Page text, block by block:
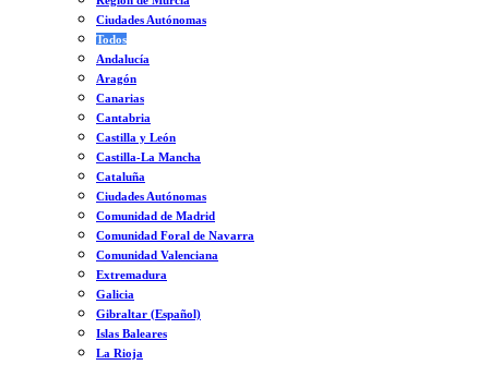
Ciudades Autónomas
Todos
Andalucía
Aragón
Canarias
Cantabria
Castilla y León
Castilla-La Mancha
Cataluña
Ciudades Autónomas
Comunidad de Madrid
Comunidad Foral de Navarra
Comunidad Valenciana
Extremadura
Galicia
Gibraltar (Español)
Islas Baleares
La Rioja